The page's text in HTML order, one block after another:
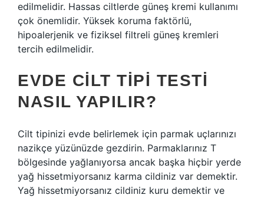
edilmelidir. Hassas ciltlerde güneş kremi kullanımı
çok önemlidir. Yüksek koruma faktörlü,
hipoalerjenik ve fiziksel filtreli güneş kremleri
tercih edilmelidir.
EVDE CILT TIPI TESTI
NASIL YAPILIR?
Cilt tipinizi evde belirlemek için parmak uçlarınızı
nazikçe yüzünüzde gezdirin. Parmaklarınız T
bölgesinde yağlanıyorsa ancak başka hiçbir yerde
yağ hissetmiyorsanız karma cildiniz var demektir.
Yağ hissetmiyorsanız cildiniz kuru demektir ve